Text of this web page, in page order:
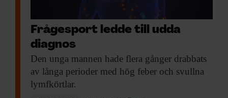
Frågesport ledde till udda
diagnos
Den unga mannen hade flera gånger drabbats
av långa perioder med hög feber och svullna
lymfkörtlar.